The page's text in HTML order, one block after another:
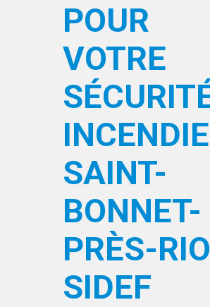
POUR
VOTRE
SAINT-
BONNET-
PRÈS-
SIDEF